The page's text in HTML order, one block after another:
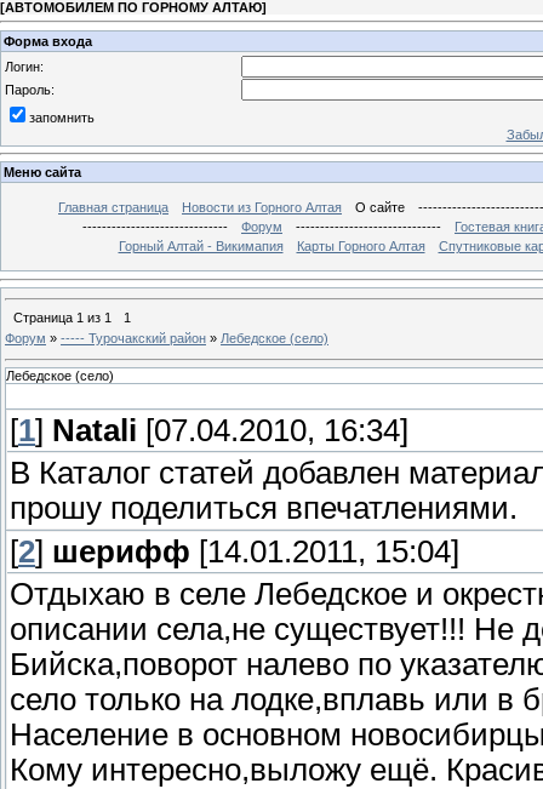
[АВТОМОБИЛЕМ ПО ГОРНОМУ АЛТАЮ]
Форма входа
Логин:
Пароль:
запомнить
Меню сайта
Главная страница Новости из Горного Алтая О сайте
------------------------------
Форум ------------------------------
Гостевая
Горный Алтай - Викимапия
Карты Горного Алтая Спутниковые
Страница 1 из 1
1
Форум » ----- Турочакский район » Лебедское (село)
Лебедское (село)
[1] Natali [07.04.2010, 16:34]
В Каталог статей добавлен
прошу поделиться впечатлениями.
[2] шерифф [14.01.2011, 15:04]
Отдыхаю в селе Лебедское и
описании села,не существует!!! Не
Бийска,поворот налево по
село только на лодке,вплавь или в
Население в основном
Кому интересно,выложу ещё.